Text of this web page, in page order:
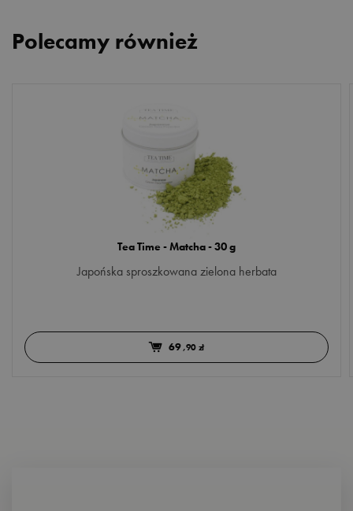
Polecamy również
Tea Time - Matcha - 30 g
Japońska sproszkowana zielona herbata
69,90 zł